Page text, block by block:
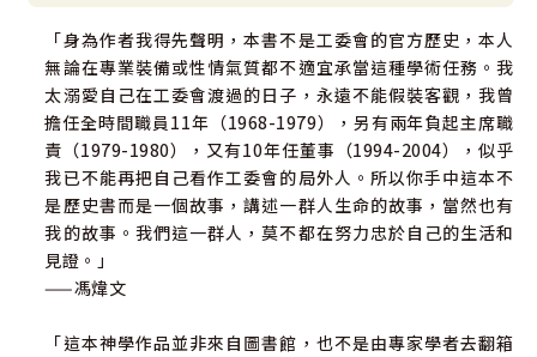
「身為作者我得先聲明，本書不是工委會的官方歷史，本人
無論在專業裝備或性情氣質都不適宜承當這種學術任務。我
太溺愛自己在工委會渡過的日子，永遠不能假裝客觀，我曾
擔任全時間職員11年（1968-1979），另有兩年負起主席職
責（1979-1980），又有10年任董事（1994-2004），似乎
我已不能再把自己看作工委會的局外人。所以你手中這本不
是歷史書而是一個故事，講述一群人生命的故事，當然也有
我的故事。我們這一群人，莫不都在努力忠於自己的生活和
見證。」
——馮煒文
「這本神學作品並非來自圖書館，也不是由專家學者去翻箱